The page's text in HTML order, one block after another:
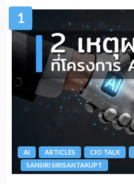
1
AI ARTICLES CIO TALK
SANSIRI SIRISANTAKUPT